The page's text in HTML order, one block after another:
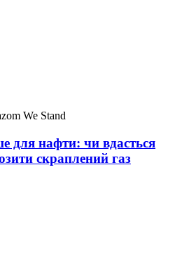
We Stand
для нафти: чи вдасться
скраплений газ